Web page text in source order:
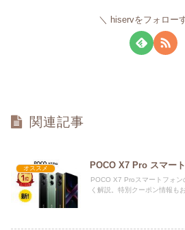
hiservをフォロー
関連記事
オススメ POCO X7 Pro スマー
POCO X7 Proスマートフォン
く解説。特別クーポン情報も